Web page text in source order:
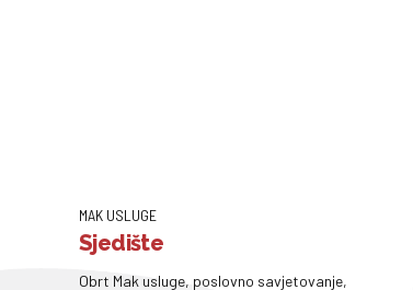
MAK USLUGE
Sjedište
Obrt Mak usluge, poslovno savjetovanje,